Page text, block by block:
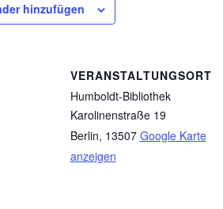
hinzufügen
VERANSTALTUNGSORT
Humboldt-Bibliothek
Karolinenstraße 19
Berlin, 13507 Google Karte
anzeigen